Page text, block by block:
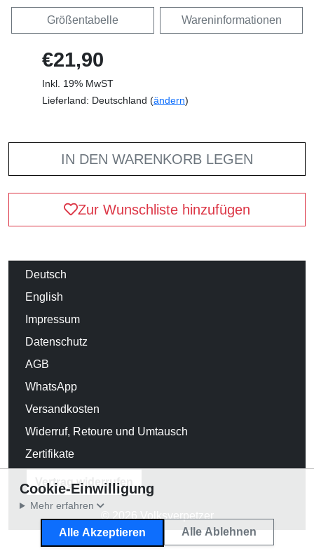
Größentabelle Wareninformationen
€21,90
Inkl. 19% MwST
Lieferland: Deutschland (ändern)
IN DEN WARENKORB LEGEN
Zur Wunschliste hinzufügen
Deutsch
English
Impressum
Datenschutz
AGB
WhatsApp
Versandkosten
Widerruf, Retoure und Umtausch
Zertifikate
Vertrag widerrufen
© 2026 Volksverpetzer
Cookie-Einwilligung
Mehr erfahren
Alle Akzeptieren Alle Ablehnen